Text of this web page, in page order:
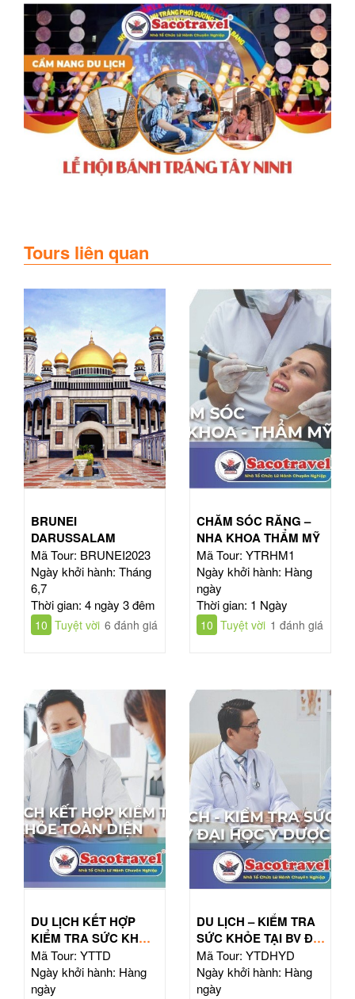
Tours liên quan
BRUNEI
DARUSSALAM
Mã Tour: BRUNEI2023
Ngày khởi hành: Tháng
6,7
Thời gian: 4 ngày 3 đêm
10 Tuyệt vời 6 đánh giá
CHĂM SÓC RĂNG –
NHA KHOA THẨM MỸ
Mã Tour: YTRHM1
Ngày khởi hành: Hàng
ngày
Thời gian: 1 Ngày
10 Tuyệt vời 1 đánh giá
DU LỊCH KẾT HỢP
KIỂM TRA SỨC KHỎE
TOÀN DIỆN
Mã Tour: YTTD
Ngày khởi hành: Hàng
ngày
DU LỊCH – KIỂM TRA
SỨC KHỎE TẠI BV ĐẠI
HỌC Y DƯỢC TPHCM
Mã Tour: YTDHYD
Ngày khởi hành: Hàng
ngày